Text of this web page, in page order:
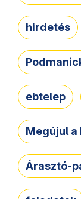
hirdetés
ebtelep
Megújul
Árasztó-